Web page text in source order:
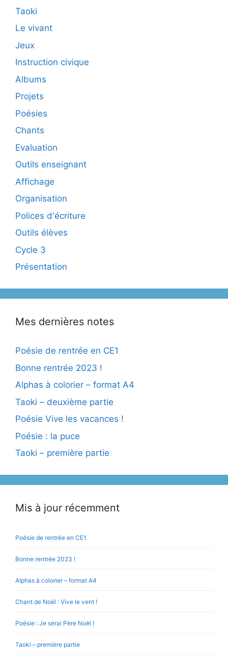
Taoki
Le vivant
Jeux
Instruction civique
Albums
Projets
Poésies
Chants
Evaluation
Outils enseignant
Affichage
Organisation
Polices d'écriture
Outils élèves
Cycle 3
Présentation
Mes dernières notes
Poésie de rentrée en CE1
Bonne rentrée 2023 !
Alphas à colorier – format A4
Taoki – deuxième partie
Poésie Vive les vacances !
Poésie : la puce
Taoki – première partie
Mis à jour récemment
Poésie de rentrée en CE1
Bonne rentrée 2023 !
Alphas à colorier – format A4
Chant de Noël : Vive le vent !
Poésie : Je serai Père Noël !
Taoki – première partie